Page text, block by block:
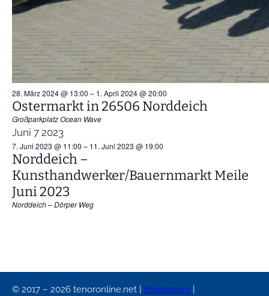
28. März 2024 @ 13:00 – 1. April 2024 @ 20:00
Ostermarkt in 26506 Norddeich
Großparkplatz Ocean Wave
Juni 7 2023
7. Juni 2023 @ 11:00 – 11. Juni 2023 @ 19:00
Norddeich –
Kunsthandwerker/Bauernmarkt Meile
Juni 2023
Norddeich – Dörper Weg
© 2017 – 2026 tenoronline.net | Impressum